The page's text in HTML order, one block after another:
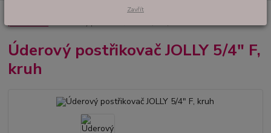
ZAVLAŽOVÁNÍ TRÁVNÍKU A JEHO ÚDRŽBA
příslušenství
Úderový postřikovač JOLLY 5/4" F, kruh
Úderový postřikovač JOLLY 5/4" F,
kruh
Zavřít